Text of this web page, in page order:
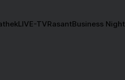
LIVE-TVRasantBusiness Night